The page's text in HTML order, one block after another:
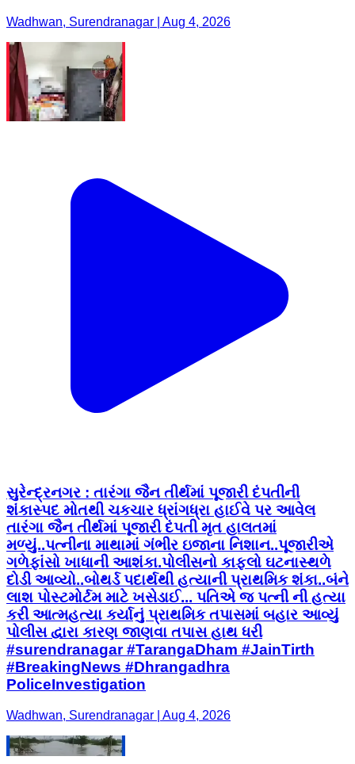
Wadhwan, Surendranagar | Aug 4, 2026
સુરેન્દ્રનગર : તારંગા જૈન તીર્થમાં પૂજારી દંપતીની
શંકાસ્પદ મોતથી ચકચાર ધ્રાંગધ્રા હાઈવે પર આવેલ
તારંગા જૈન તીર્થમાં પૂજારી દંપતી મૃત હાલતમાં
મળ્યું..પત્નીના માથામાં ગંભીર ઇજાના નિશાન..પૂજારીએ
ગળેફાંસો ખાધાની આશંકા.પોલીસનો કાફલો ઘટનાસ્થળે
દોડી આવ્યો..બોથર્ડ પદાર્થથી હત્યાની પ્રાથમિક શંકા..બંને
લાશ પોસ્ટમોર્ટમ માટે ખસેડાઈ... પતિએ જ પત્ની ની હત્યા
કરી આત્મહત્યા કર્યાનું પ્રાથમિક તપાસમાં બહાર આવ્યું
પોલીસ દ્વારા કારણ જાણવા તપાસ હાથ ધરી
#surendranagar #TarangaDham #JainTirth
#BreakingNews #Dhrangadhra
PoliceInvestigation
Wadhwan, Surendranagar | Aug 4, 2026